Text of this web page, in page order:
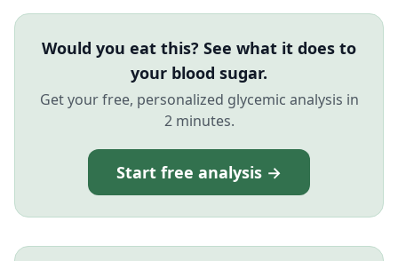
Would you eat this? See what it does to
your blood sugar.
Get your free, personalized glycemic analysis in
2 minutes.
Start free analysis →